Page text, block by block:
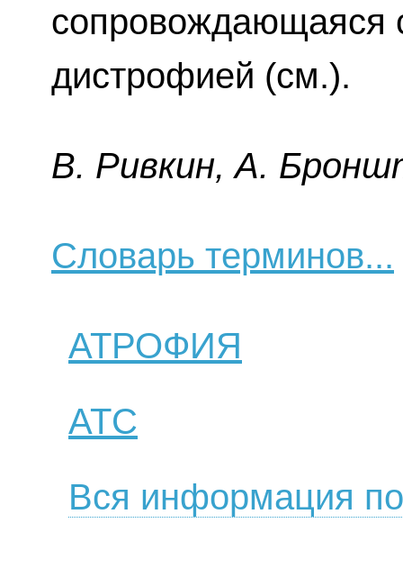
сопровождающаяся
дистрофией (см.).
B. Pивкин, A.
Словарь терминов...
АТРОФИЯ
ATC
Вся информация